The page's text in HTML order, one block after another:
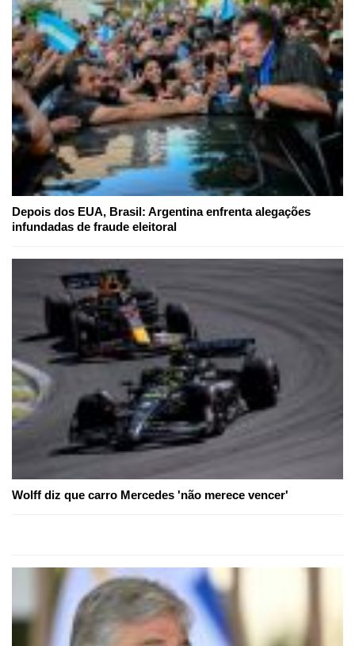
Depois dos EUA, Brasil: Argentina enfrenta alegações
infundadas de fraude eleitoral
Wolff diz que carro Mercedes 'não merece vencer'